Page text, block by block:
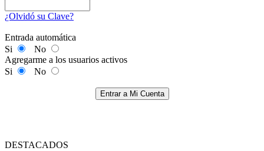
¿Olvidó su Clave?
Entrada automática
Si
No
Agregarme a los usuarios activos
Si
No
Entrar a Mi Cuenta
DESTACADOS